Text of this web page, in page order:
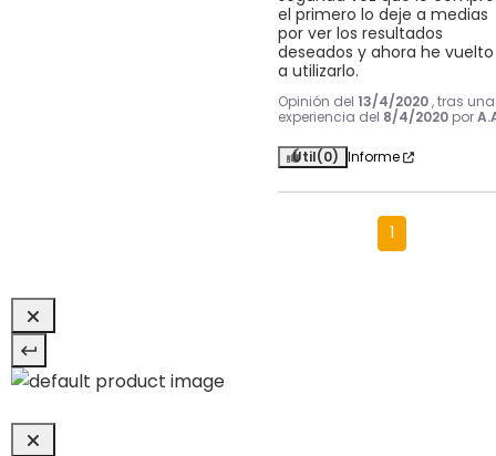
el primero lo deje a medias
por ver los resultados
deseados y ahora he vuelto
a utilizarlo.
Opinión del 13/4/2020 , tras una
experiencia del 8/4/2020 por
Útil(0) Informe
1